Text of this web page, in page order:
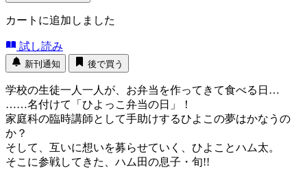
カートに追加しました
試し読み
新刊通知 後で買う
学校の生徒一人一人が、お弁当を作ってきて食べる日…
……名付けて「ひよっこ弁当の日」！
家庭科の臨時講師として手助けするひよこの夢はかなうの
か？
そして、互いに想いを募らせていく、ひよことハム太。
そこに参戦してきた、ハム田の息子・旬!!